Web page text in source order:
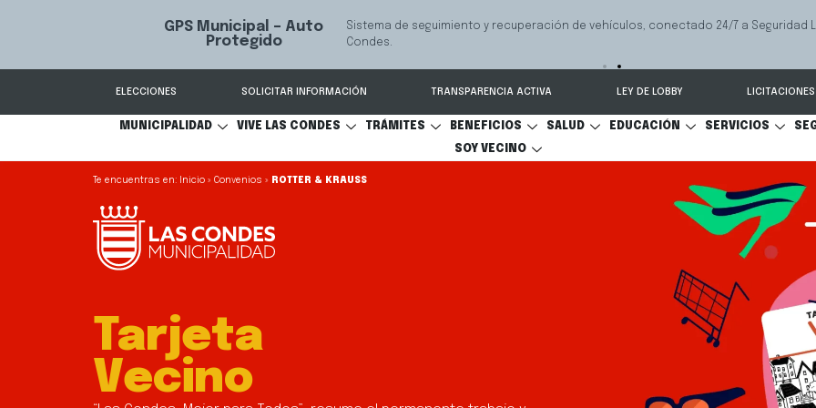
Mediación Familiar
Servicio que ayuda a las familias a resolver conflictos sobre pensión de alimentos,
comunicacional y cuidado personal.
ELECCIONES SOLICITAR INFORMACIÓN TRANSPARENCIA ACTIVA LEY DE LOBBY LICITACIONES
MUNICIPALIDAD VIVE LAS CONDES TRÁMITES BENEFICIOS SALUD EDUCACIÓN SERVICIOS
SOY VECINO
Inicio » Convenios » ROTTER & KRAUSS
Tarjeta
Vecino